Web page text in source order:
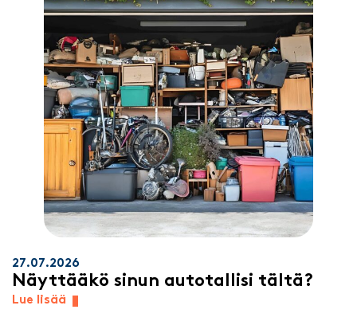
27.07.2026
Näyttääkö sinun autotallisi tältä?
Lue lisää